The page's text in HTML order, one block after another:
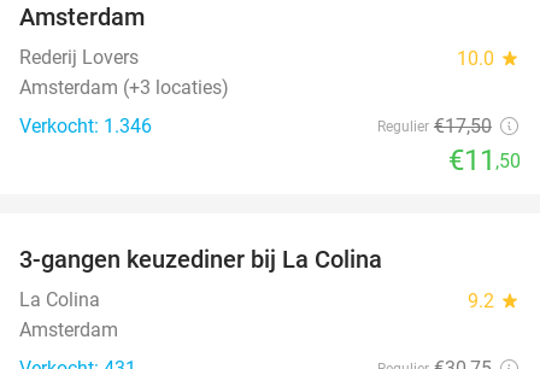
Amsterdam
Rederij Lovers 10.0 star
Amsterdam (+3 locaties)
Verkocht: 1.346
Regulier €17,50
€11 ,50
3-gangen keuzediner bij La Colina
La Colina 9.2 star
Amsterdam